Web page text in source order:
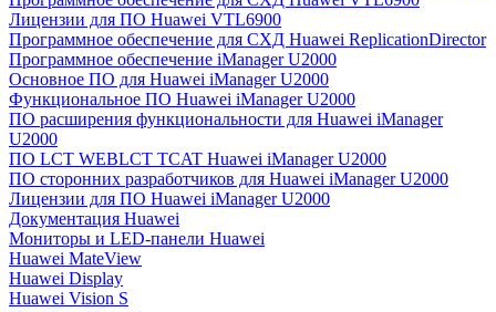
Лицензии для ПО Huawei VTL6900
Программное обеспечение для СХД Huawei ReplicationDirector
Программное обеспечение iManager U2000
Основное ПО для Huawei iManager U2000
Функциональное ПО Huawei iManager U2000
ПО расширения функциональности для Huawei iManager
U2000
ПО LCT WEBLCT TCAT Huawei iManager U2000
ПО сторонних разработчиков для Huawei iManager U2000
Лицензии для ПО Huawei iManager U2000
Документация Huawei
Мониторы и LED-панели Huawei
Huawei MateView
Huawei Display
Huawei Vision S